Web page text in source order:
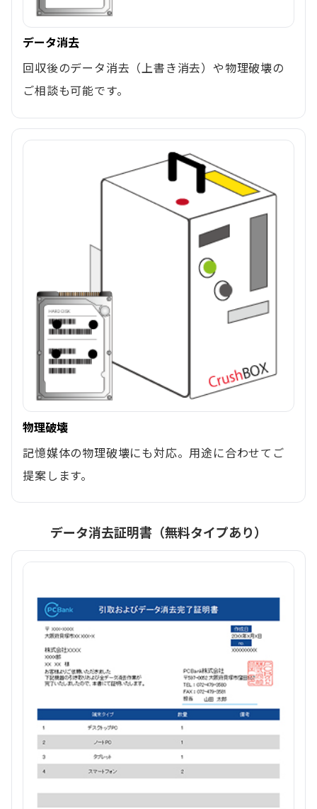
データ消去
回収後のデータ消去（上書き消去）や物理破壊の
ご相談も可能です。
物理破壊
記憶媒体の物理破壊にも対応。用途に合わせてご
提案します。
データ消去証明書（無料タイプあり）